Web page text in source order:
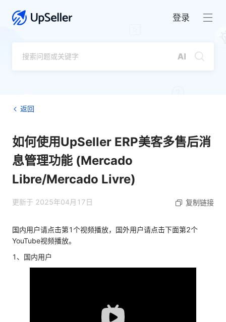
登录
返回
如何使用UpSeller ERP美客多售后消
息管理功能 (Mercado
Libre/Mercado Livre)
更新于 2025年04月17日 复制链接
国内用户请点击第1个视频播放，国外用户请点击下面第2个
YouTube视频播放。
1、国内用户